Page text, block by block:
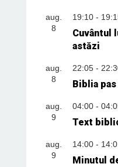
aug.
8
19:10-
Cuvântul
astăzi
aug.
8
22:05-
Biblia pas
aug.
9
04:00-
Text
aug.
9
14:00-
Minutul